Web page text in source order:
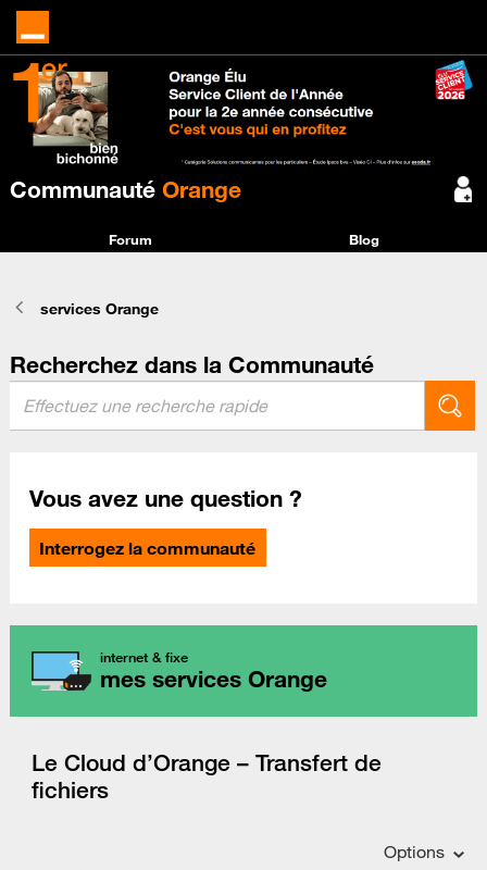
Communauté Orange
Forum Blog
services Orange
Recherchez dans la Communauté
Vous avez une question ?
Interrogez la communauté
internet & fixe
mes services Orange
Le Cloud d’Orange – Transfert de
fichiers
Options